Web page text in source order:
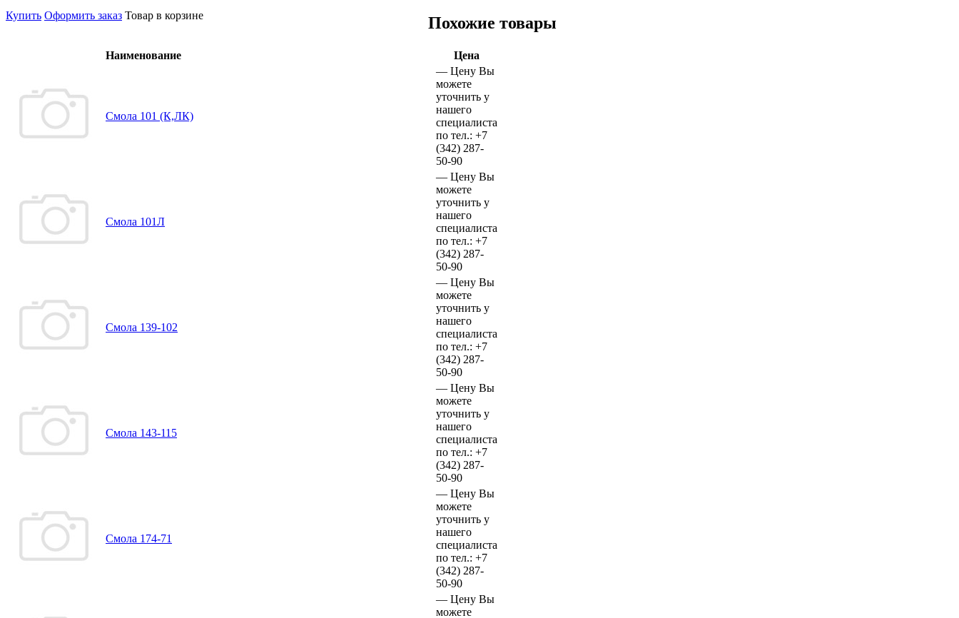
Купить Оформить заказ Товар в корзине Похожие товары
Наименование Цена
Смола 101 (К,ЛК)
— Цену Вы
можете
уточнить у
нашего
специалиста
по тел.: +7
(342) 287-
50-90
Смола 101Л
— Цену Вы
можете
уточнить у
нашего
специалиста
по тел.: +7
(342) 287-
50-90
Смола 139-102
— Цену Вы
можете
уточнить у
нашего
специалиста
по тел.: +7
(342) 287-
50-90
Смола 143-115
— Цену Вы
можете
уточнить у
нашего
специалиста
по тел.: +7
(342) 287-
50-90
Смола 174-71
— Цену Вы
можете
уточнить у
нашего
специалиста
по тел.: +7
(342) 287-
50-90
— Цену Вы
можете